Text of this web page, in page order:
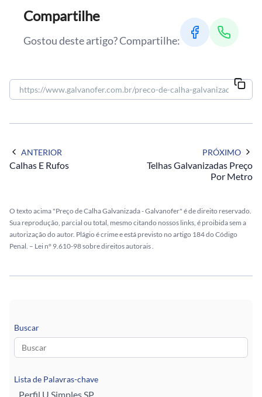
Compartilhe
Gostou deste artigo? Compartilhe:
ANTERIOR
Calhas E Rufos
PRÓXIMO
Telhas Galvanizadas Preço
Por Metro
O texto acima "Preço de Calha Galvanizada - Galvanofer" é de direito reservado.
Sua reprodução, parcial ou total, mesmo citando nossos links, é proibida sem a
autorização do autor. Plágio é crime e está previsto no artigo 184 do Código
Penal. – Lei n° 9.610-98 sobre direitos autorais
Buscar
Lista de Palavras-chave
Perfil U Simples SP